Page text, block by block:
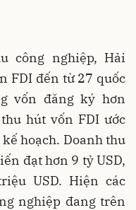
công nghiệp, Hải
FDI đến từ 27 quốc
vốn đăng ký hơn
hút vốn FDI ước
hoạch. Doanh thu
đạt hơn 9 tỷ USD,
USD. Hiện các
nghiệp đang trên